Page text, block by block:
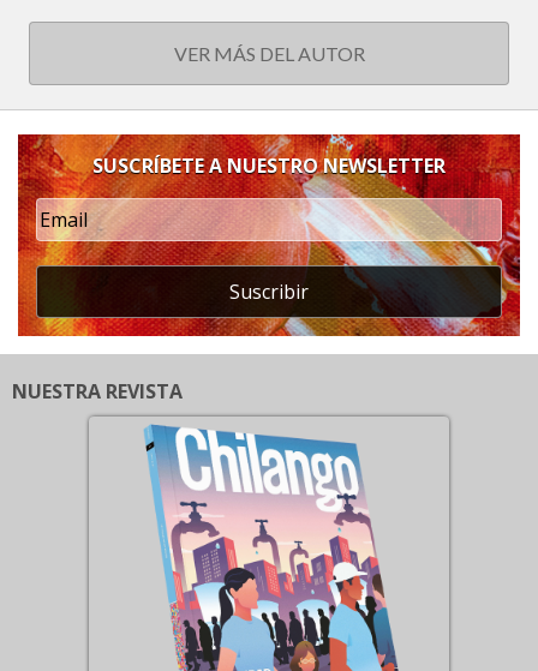
VER MÁS DEL AUTOR
SUSCRÍBETE A NUESTRO NEWSLETTER
Suscribir
NUESTRA REVISTA